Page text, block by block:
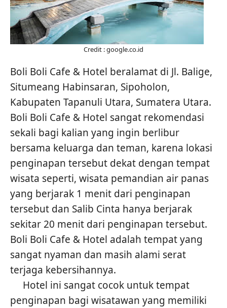
Credit : google.co.id
Boli Boli Cafe & Hotel beralamat di Jl. Balige,
Situmeang Habinsaran, Sipoholon,
Kabupaten Tapanuli Utara, Sumatera Utara.
Boli Boli Cafe & Hotel sangat rekomendasi
sekali bagi kalian yang ingin berlibur
bersama keluarga dan teman, karena lokasi
penginapan tersebut dekat dengan tempat
wisata seperti, wisata pemandian air panas
yang berjarak 1 menit dari penginapan
tersebut dan Salib Cinta hanya berjarak
sekitar 20 menit dari penginapan tersebut.
Boli Boli Cafe & Hotel adalah tempat yang
sangat nyaman dan masih alami serat
terjaga kebersihannya.
Hotel ini sangat cocok untuk tempat
penginapan bagi wisatawan yang memiliki